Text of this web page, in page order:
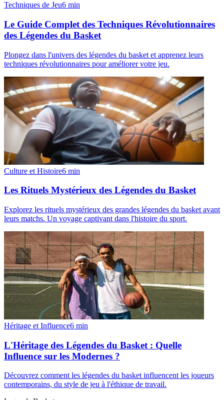
Techniques de Jeu6 min
Le Guide Complet des Techniques Révolutionnaires
des Légendes du Basket
Plongez dans l'univers des légendes du basket et apprenez leurs
techniques révolutionnaires pour améliorer votre jeu.
Culture et Histoire6 min
Les Rituels Mystérieux des Légendes du Basket
Explorez les rituels mystérieux des grandes légendes du basket avant
leurs matchs. Un voyage captivant dans l'histoire du sport.
Héritage et Influence6 min
L'Héritage des Légendes du Basket : Quelle
Influence sur les Modernes ?
Découvrez comment les légendes du basket influencent les joueurs
contemporains, du style de jeu à l'éthique de travail.